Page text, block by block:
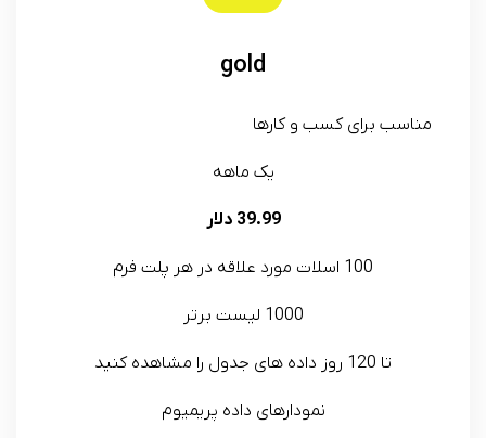
gold
مناسب برای کسب و کارها
یک ماهه
39.99 دلار
100 اسلات مورد علاقه در هر پلت فرم
1000 لیست برتر
تا 120 روز داده های جدول را مشاهده کنید
نمودارهای داده پریمیوم